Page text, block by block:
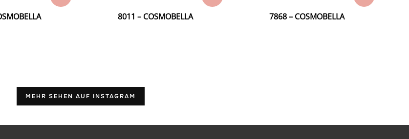
8011 – COSMOBELLA 7868 – COSMOBELLA
MEHR SEHEN AUF INSTAGRAM